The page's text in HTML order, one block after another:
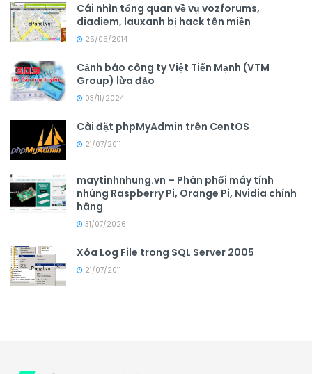
Cái nhìn tổng quan về vụ vozforums,
diadiem, lauxanh bị hack tên miền
25/05/2014
Cảnh báo công ty Việt Tiến Mạnh (VTM
Group) lừa đảo
03/11/2024
Cài đặt phpMyAdmin trên CentOS
21/07/2011
maytinhnhung.vn – Phân phối máy tính
nhúng Raspberry Pi, Orange Pi, Nvidia chính
hãng
31/07/2026
Xóa Log File trong SQL Server 2005
21/07/2011